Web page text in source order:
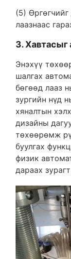
(5)
лаазнаас
3. Хавтасыг
Энэхүү
шалгах
бөгөөд лааз
зургийн нүд
хяналтын
дизайны
төхөөрөмж
буулгах
физик
дараах